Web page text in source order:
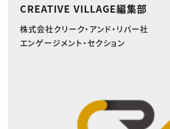
CREATIVE VILLAGE編集部
株式会社クリーク・アンド・リバー社
エンゲージメント・セクション